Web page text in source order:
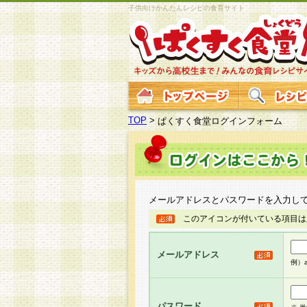
子供向けかんたんレシピの食育サイト
TOP >ぱくすく食堂ログインフォーム
メールアドレスとパスワードを入力し
このアイコンが付いている項目
メールアドレス
例）